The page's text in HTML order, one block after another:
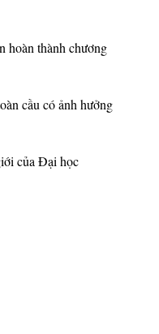
hoàn thành chương
cầu có ảnh hưởng
của Đại học